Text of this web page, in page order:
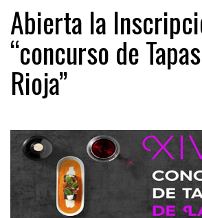
Abierta la
“concurso de
Rioja”